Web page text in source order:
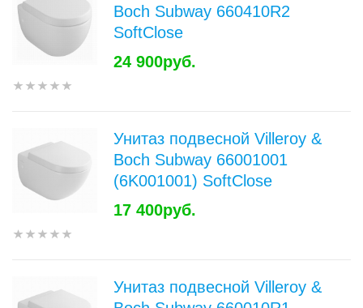
Boch Subway 660410R2
SoftClose
24 900руб.
Унитаз подвесной Villeroy &
Boch Subway 66001001
(6K001001) SoftClose
17 400руб.
Унитаз подвесной Villeroy &